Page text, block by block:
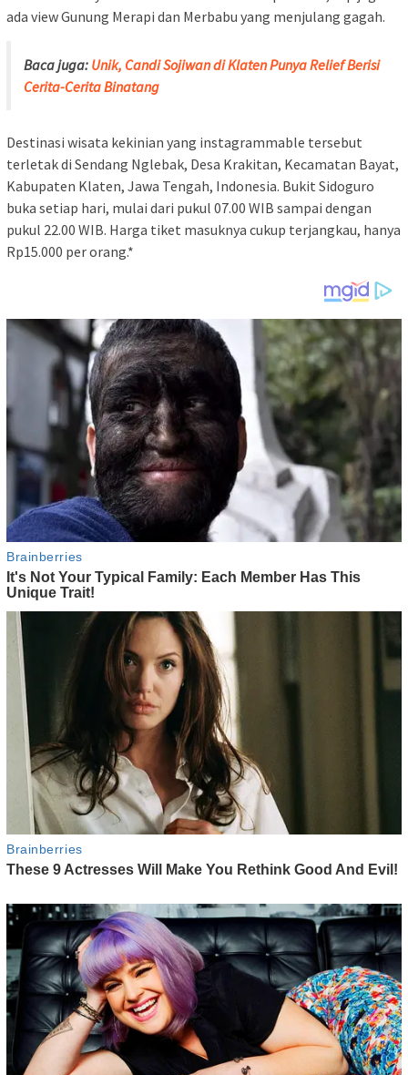
ada view Gunung Merapi dan Merbabu yang menjulang gagah.
Baca juga: Unik, Candi Sojiwan di Klaten Punya Relief Berisi
Cerita-Cerita Binatang
Destinasi wisata kekinian yang instagrammable tersebut
terletak di Sendang Nglebak, Desa Krakitan, Kecamatan Bayat,
Kabupaten Klaten, Jawa Tengah, Indonesia. Bukit Sidoguro
buka setiap hari, mulai dari pukul 07.00 WIB sampai dengan
pukul 22.00 WIB. Harga tiket masuknya cukup terjangkau, hanya
Rp15.000 per orang.*